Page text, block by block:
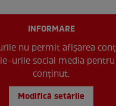
INFORMARE
nu permit afișarea
urile social media
conținut.
Modifică setările